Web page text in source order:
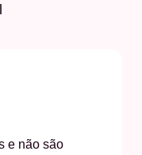
e não são